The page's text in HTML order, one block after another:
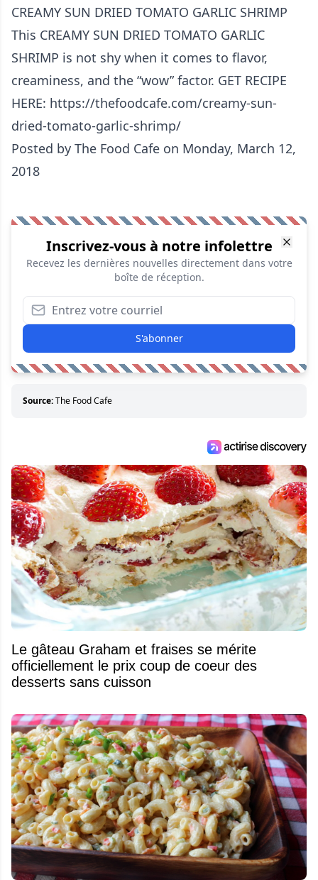
CREAMY SUN DRIED TOMATO GARLIC SHRIMP
This CREAMY SUN DRIED TOMATO GARLIC
SHRIMP is not shy when it comes to flavor,
creaminess, and the “wow” factor. GET RECIPE
HERE: https://thefoodcafe.com/creamy-sun-
dried-tomato-garlic-shrimp/
Posted by The Food Cafe on Monday, March 12,
2018
Inscrivez-vous à notre infolettre
Recevez les dernières nouvelles directement dans votre
boîte de réception.
S'abonner
Source:The Food Cafe
Le gâteau Graham et fraises se mérite
officiellement le prix coup de coeur des
desserts sans cuisson